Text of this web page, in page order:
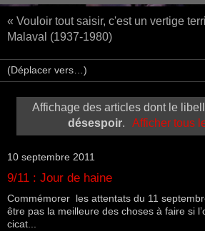
« Vouloir tout saisir, c'est un vertige
Malaval (1937-1980)
Affichage des articles dont le
désespoir. Afficher tous
10 septembre 2011
9/11 : Jour de haine
Commémorer les attentats du 11
être pas la meilleure des choses à faire si
cicat...